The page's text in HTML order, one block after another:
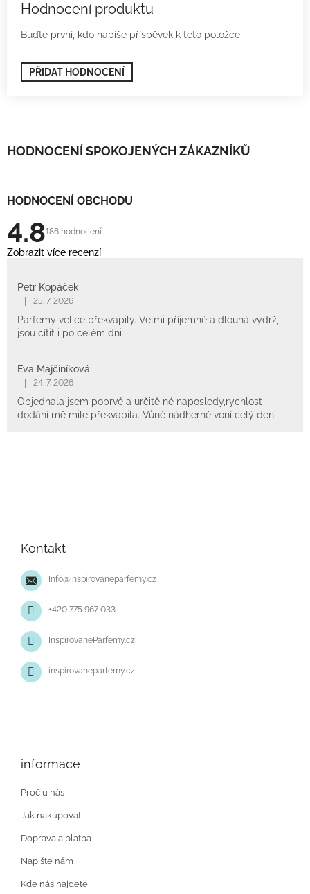
Hodnocení produktu
Buďte první, kdo napíše příspěvek k této položce.
PŘIDAT HODNOCENÍ
HODNOCENÍ SPOKOJENÝCH ZÁKAZNÍKŮ
HODNOCENÍ OBCHODU
4.8186 hodnocení
Zobrazit více recenzí
Petr Kopáček
25. 7. 2026
Parfémy velice překvapily. Velmi příjemné a dlouhá vydrž,
jsou cítit i po celém dni
Eva Majčiníková
24. 7. 2026
Objednala jsem poprvé a určitě né naposledy,rychlost
dodání mě mile překvapila. Vůně nádherně voní celý den.
Kontakt
Info@inspirovaneparfemy.cz
+420 775 967 033
InspirovaneParfemy.cz
inspirovaneparfemy.cz
informace
Proč u nás
Jak nakupovat
Doprava a platba
Napište nám
Kde nás najdete